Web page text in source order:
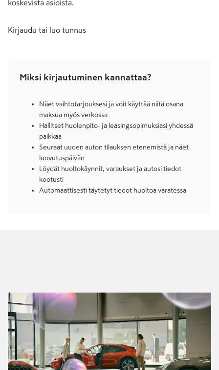
koskevista asioista.
Kirjaudu tai luo tunnus
Miksi kirjautuminen kannattaa?
Näet vaihtotarjouksesi ja voit käyttää niitä osana
maksua myös verkossa
Hallitset huolenpito- ja leasingsopimuksiasi yhdessä
paikkaa
Seuraat uuden auton tilauksen etenemistä ja näet
luovutuspäivän
Löydät huoltokäynnit, varaukset ja autosi tiedot
kootusti
Automaattisesti täytetyt tiedot huoltoa varatessa